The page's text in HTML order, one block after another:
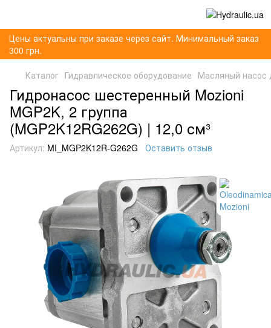
Цены актуальны при заказе через сайт. Минимальный заказ
300 грн.
Каталог Гидравлическое оборудование Масляный насос
Гидронасос шестеренный Mozioni
MGP2K, 2 группа
(MGP2K12RG262G) | 12,0 см³
Артикул: MI_MGP2K12R-G262G Оставить отзыв